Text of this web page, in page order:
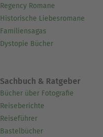
Regency Romane
Historische Liebesromane
Familiensagas
Dystopie Bücher
Sachbuch & Ratgeber
Bücher über Fotografie
Reiseberichte
Reiseführer
Bastelbücher